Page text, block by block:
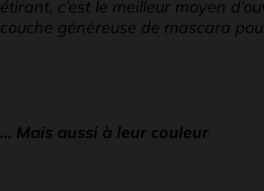
étirant, c’est le meilleur moyen
couche généreuse de mascara
… Mais aussi à leur couleur